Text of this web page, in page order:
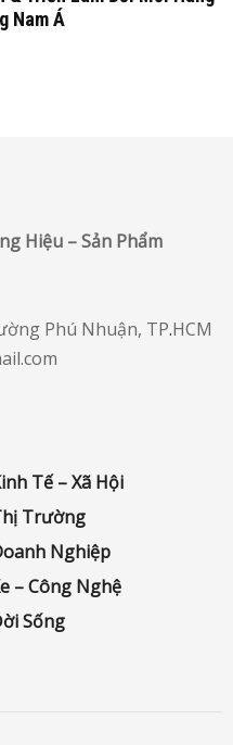
Nam Á
Hiệu – Sản Phẩm
Phú Nhuận, TP.HCM
Tế – Xã Hội
Trường
Nghiệp
– Công Nghệ
Sống